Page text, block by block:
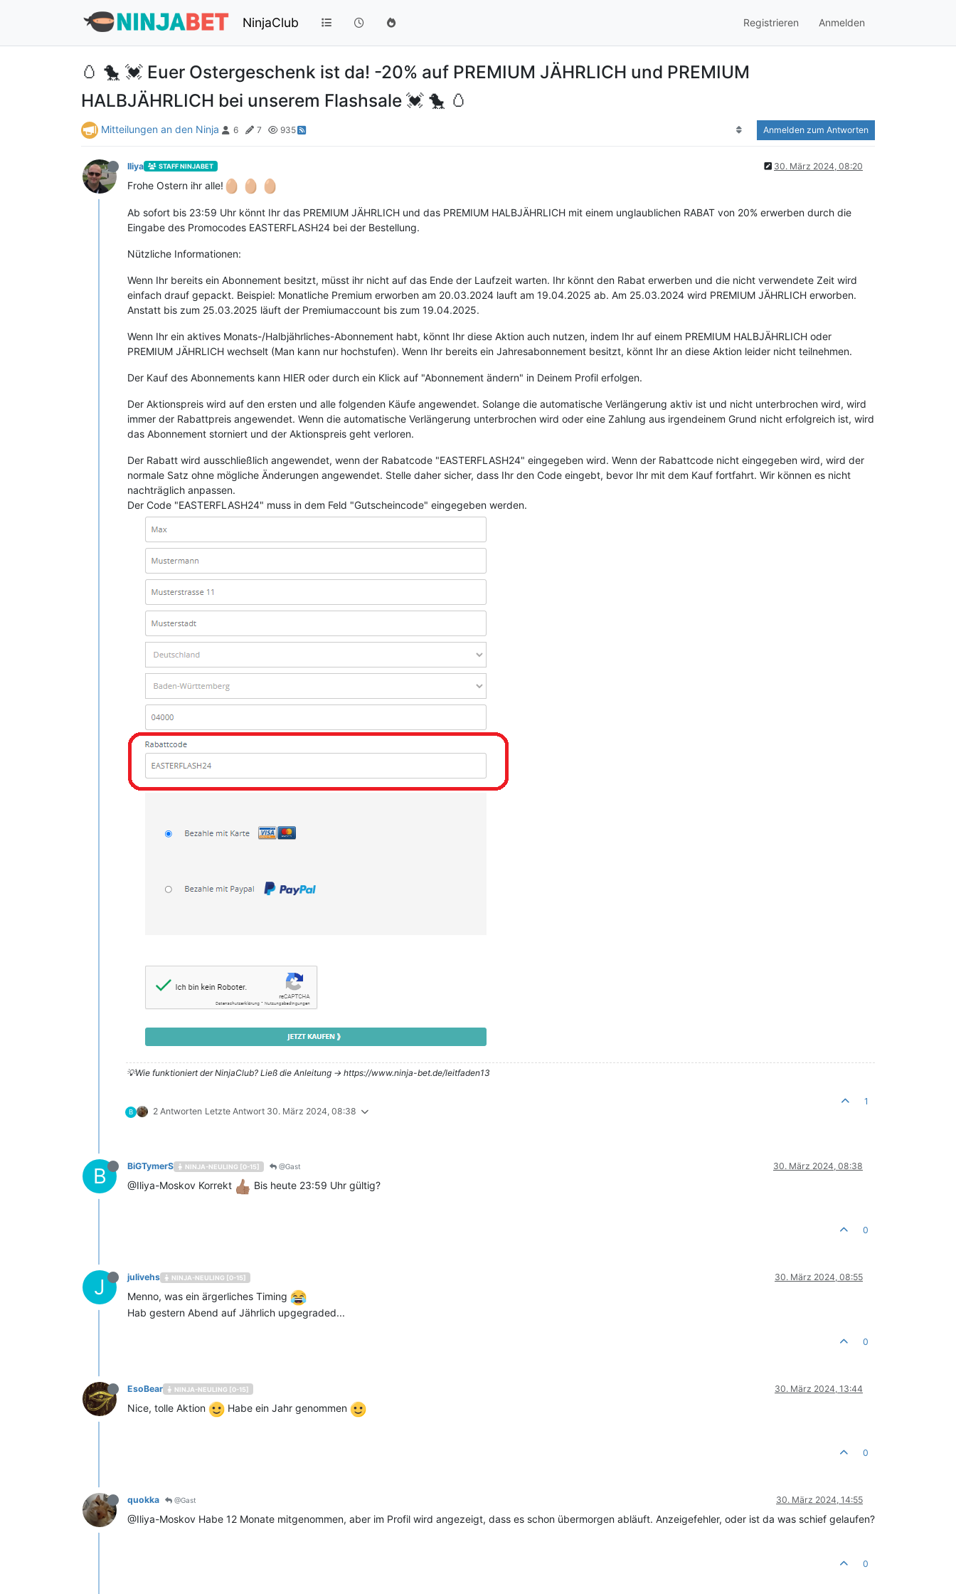
NinjaClub Registrieren Anmelden
🥚 🐤 💓 Euer Ostergeschenk ist da! -20% auf PREMIUM JÄHRLICH und PREMIUM
HALBJÄHRLICH bei unserem Flashsale 💓 🐤 🥚
Mitteilungen an den Ninja 6 7 935 Anmelden zum Antworten
Iliya STAFF NINJABET 30. März 2024, 08:20
Frohe Ostern ihr alle!
Ab sofort bis 23:59 Uhr könnt Ihr das PREMIUM JÄHRLICH und das PREMIUM HALBJÄHRLICH mit einem unglaublichen RABAT von 20% erwerben durch die
Eingabe des Promocodes EASTERFLASH24 bei der Bestellung.
Nützliche Informationen:
Wenn Ihr bereits ein Abonnement besitzt, müsst ihr nicht auf das Ende der Laufzeit warten. Ihr könnt den Rabat erwerben und die nicht verwendete Zeit wird
einfach drauf gepackt. Beispiel: Monatliche Premium erworben am 20.03.2024 lauft am 19.04.2025 ab. Am 25.03.2024 wird PREMIUM JÄHRLICH erworben.
Anstatt bis zum 25.03.2025 läuft der Premiumaccount bis zum 19.04.2025.
Wenn Ihr ein aktives Monats-/Halbjährliches-Abonnement habt, könnt Ihr diese Aktion auch nutzen, indem Ihr auf einem PREMIUM HALBJÄHRLICH oder
PREMIUM JÄHRLICH wechselt (Man kann nur hochstufen). Wenn Ihr bereits ein Jahresabonnement besitzt, könnt Ihr an diese Aktion leider nicht teilnehmen.
Der Kauf des Abonnements kann HIER oder durch ein Klick auf "Abonnement ändern" in Deinem Profil erfolgen.
Der Aktionspreis wird auf den ersten und alle folgenden Käufe angewendet. Solange die automatische Verlängerung aktiv ist und nicht unterbrochen wird, wird
immer der Rabattpreis angewendet. Wenn die automatische Verlängerung unterbrochen wird oder eine Zahlung aus irgendeinem Grund nicht erfolgreich ist, wird
das Abonnement storniert und der Aktionspreis geht verloren.
Der Rabatt wird ausschließlich angewendet, wenn der Rabatcode "EASTERFLASH24" eingegeben wird. Wenn der Rabattcode nicht eingegeben wird, wird der
normale Satz ohne mögliche Änderungen angewendet. Stelle daher sicher, dass Ihr den Code eingebt, bevor Ihr mit dem Kauf fortfahrt. Wir können es nicht
nachträglich anpassen.
Der Code "EASTERFLASH24" muss in dem Feld "Gutscheincode" eingegeben werden.
💡Wie funktioniert der NinjaClub? Ließ die Anleitung -> https://www.ninja-bet.de/leitfaden13
B 2 Antworten Letzte Antwort 30. März 2024, 08:38
1
B BiGTymerS NINJA-NEULING [0-15] @Gast 30. März 2024, 08:38
@Iliya-Moskov Korrekt Bis heute 23:59 Uhr gültig?
0
J julivehs NINJA-NEULING [0-15] 30. März 2024, 08:55
Menno, was ein ärgerliches Timing
Hab gestern Abend auf Jährlich upgegraded...
0
EsoBear NINJA-NEULING [0-15] 30. März 2024, 13:44
Nice, tolle Aktion Habe ein Jahr genommen
0
quokka @Gast 30. März 2024, 14:55
@Iliya-Moskov Habe 12 Monate mitgenommen, aber im Profil wird angezeigt, dass es schon übermorgen abläuft. Anzeigefehler, oder ist da was schief gelaufen?
0